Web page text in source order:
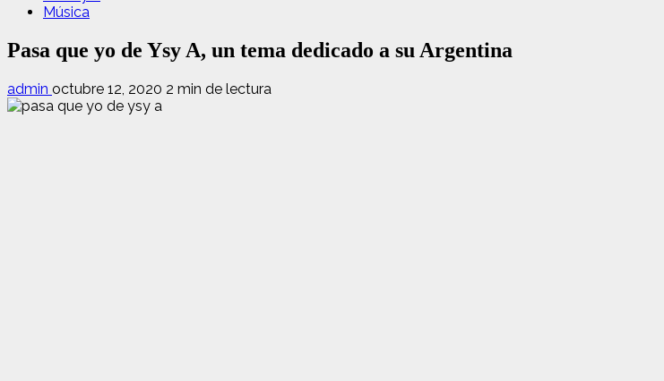
Música
Pasa que yo de Ysy A, un tema dedicado a su Argentina
admin octubre 12, 2020 2 min de lectura